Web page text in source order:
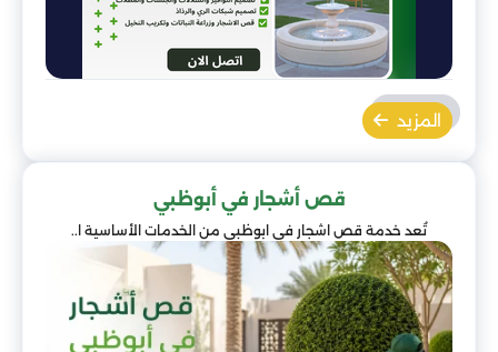
المزيد
قص أشجار في أبوظبي
تُعد خدمة قص اشجار في ابوظبي من الخدمات الأساسية ا..